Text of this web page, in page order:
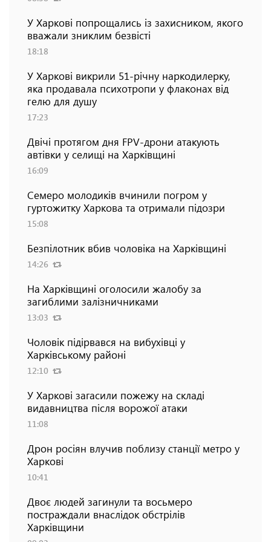
У Харкові попрощались із захисником, якого
вважали зниклим безвісті
18:18
У Харкові викрили 51-річну наркодилерку,
яка продавала психотропи у флаконах від
гелю для душу
17:23
Двічі протягом дня FPV-дрони атакують
автівки у селищі на Харківщині
16:09
Семеро молодиків вчинили погром у
гуртожитку Харкова та отримали підозри
15:08
Безпілотник вбив чоловіка на Харківщині
14:26
На Харківщині оголосили жалобу за
загиблими залізничниками
13:03
Чоловік підірвався на вибухівці у
Харківському районі
12:10
У Харкові загасили пожежу на складі
видавництва після ворожої атаки
11:08
Дрон росіян влучив поблизу станції метро у
Харкові
10:41
Двоє людей загинули та восьмеро
постраждали внаслідок обстрілів
Харківщини